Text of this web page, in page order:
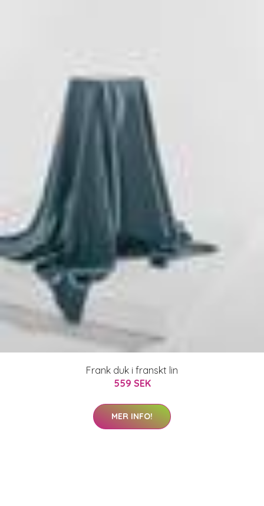
Frank duk i franskt lin
559 SEK
MER INFO!